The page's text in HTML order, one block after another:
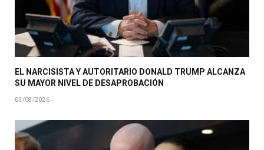
EL NARCISISTA Y AUTORITARIO DONALD TRUMP ALCANZA
SU MAYOR NIVEL DE DESAPROBACIÓN
03/08/2026